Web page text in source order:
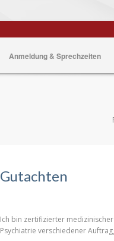
Anmeldung & Sprechzeiten
Gutachten
Ich bin zertifizierter
Psychiatrie verschiedener